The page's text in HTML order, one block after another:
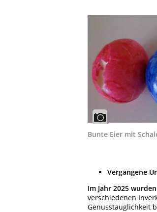
Bunte Eier mit
Vergangene
Im Jahr 2025
verschiedenen
Genusstauglichkeit